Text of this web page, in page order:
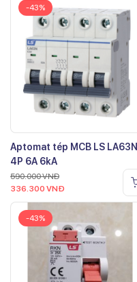
-43%
Aptomat tép MCB LS LA63N
4P 6A 6kA
590.000VNĐ
336.300 VNĐ
-43%